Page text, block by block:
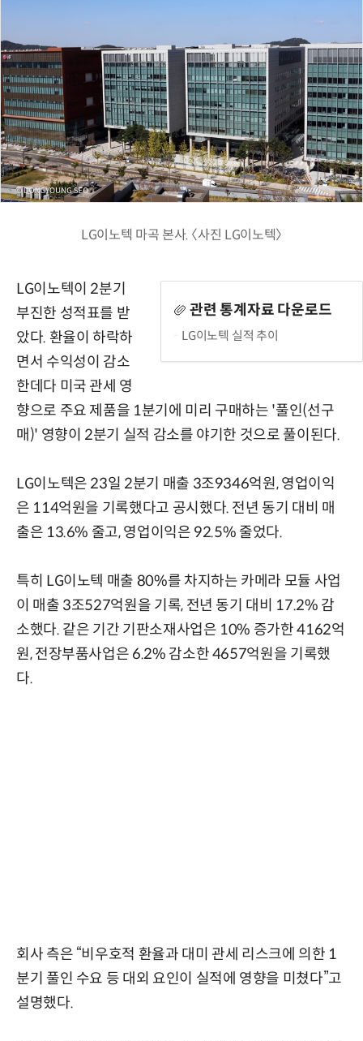
LG이노텍 마곡 본사. 〈사진 LG이노텍〉
관련 통계자료 다운로드
LG이노텍 실적 추이
LG이노텍이 2분기
부진한 성적표를 받
았다. 환율이 하락하
면서 수익성이 감소
한데다 미국 관세 영
향으로 주요 제품을 1분기에 미리 구매하는 '풀인(선구
매)' 영향이 2분기 실적 감소를 야기한 것으로 풀이된다.
LG이노텍은 23일 2분기 매출 3조9346억원, 영업이익
은 114억원을 기록했다고 공시했다. 전년 동기 대비 매
출은 13.6% 줄고, 영업이익은 92.5% 줄었다.
특히 LG이노텍 매출 80%를 차지하는 카메라 모듈 사업
이 매출 3조527억원을 기록, 전년 동기 대비 17.2% 감
소했다. 같은 기간 기판소재사업은 10% 증가한 4162억
원, 전장부품사업은 6.2% 감소한 4657억원을 기록했
다.
회사 측은 “비우호적 환율과 대미 관세 리스크에 의한 1
분기 풀인 수요 등 대외 요인이 실적에 영향을 미쳤다”고
설명했다.